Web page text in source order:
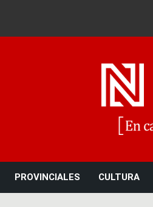
PROVINCIALES CULTURA